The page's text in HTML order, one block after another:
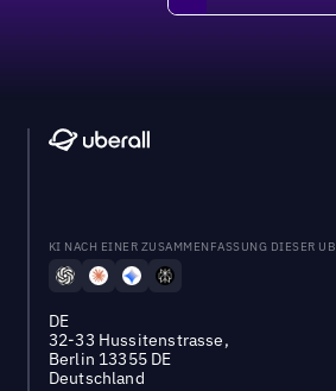
KI NACH EINER ZUSAMMENFASSUNG DIESER
DE
32-33 Hussitenstrasse,
Berlin 13355 DE
Deutschland